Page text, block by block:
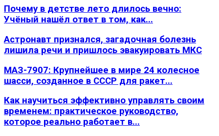
Почему в детстве лето длилось вечно:
Учёный нашёл ответ в том, как...
Астронавт признался, загадочная болезнь
лишила речи и пришлось эвакуировать МКС
МАЗ-7907: Крупнейшее в мире 24 колесное
шасси, созданное в СССР для ракет...
Как научиться эффективно управлять своим
временем: практическое руководство,
которое реально работает в...